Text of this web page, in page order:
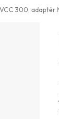
300, adaptér